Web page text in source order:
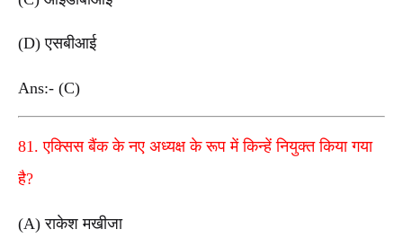
(D) एसबीआई
Ans:- (C)
81. एक्सिस बैंक के नए अध्यक्ष के रूप में किन्हें नियुक्त किया गया
है?
(A) राकेश मखीजा